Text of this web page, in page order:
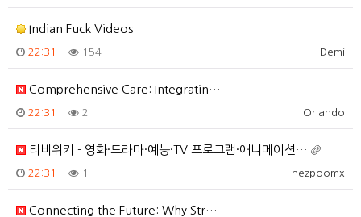
Indian Fuck Videos
Demi
22:31 154
Comprehensive Care: Integratin…
Orlando
22:31 2
티비위키 - 영화·드라마·예능·TV 프로그램·애니메이션…
nezpoomx
22:31 1
Connecting the Future: Why Str…